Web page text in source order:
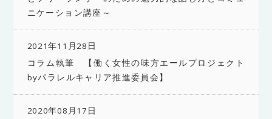
ニケーション講座～
2021年11月28日
コラム執筆 【働く女性の味方エールプロジェクト
byパラレルキャリア推進委員会】
2020年08月17日